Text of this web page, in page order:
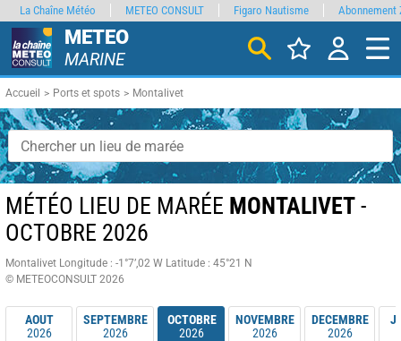
METEO
MARINE
Accueil Ports et spots Montalivet
MÉTÉO LIEU DE MARÉE MONTALIVET -
OCTOBRE 2026
Montalivet Longitude : -1°7’,02 W Latitude : 45°21 N
© METEOCONSULT 2026
AOUT
2026
SEPTEMBRE
2026
OCTOBRE
2026
NOVEMBRE
2026
DECEMBRE
2026
La Chaîne Météo METEO CONSULT Figaro Nautisme Abonnement